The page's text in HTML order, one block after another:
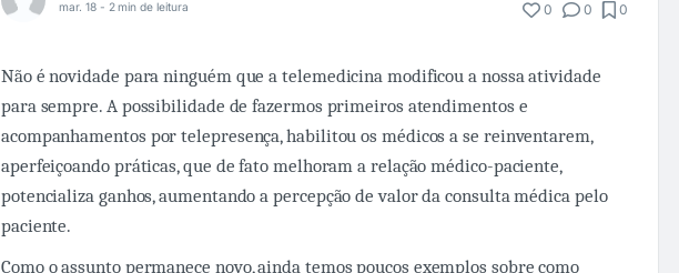
mar. 18 - 2 min de leitura 0 0 0
Não é novidade para ninguém que a telemedicina modificou a nossa atividade
para sempre. A possibilidade de fazermos primeiros atendimentos e
acompanhamentos por telepresença, habilitou os médicos a se reinventarem,
aperfeiçoando práticas, que de fato melhoram a relação médico-paciente,
potencializa ganhos, aumentando a percepção de valor da consulta médica pelo
paciente.
Como o assunto permanece novo, ainda temos poucos exemplos sobre como